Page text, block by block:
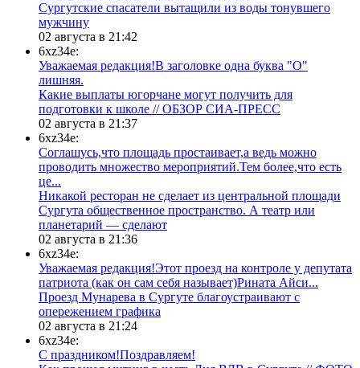
Сургутские спасатели вытащили из воды тонувшего
мужчину
02 августа в 21:42
6xz34e:
Уважаемая редакция!В заголовке одна буква "О"
лишняя.
Какие выплаты югорчане могут получить для
подготовки к школе // ОБЗОР СИА-ПРЕСС
02 августа в 21:37
6xz34e:
Соглашусь,что площадь простаивает,а ведь можно
проводить множество мероприятий.Тем более,что есть
це...
​Никакой ресторан не сделает из центральной площади
Сургута общественное пространство. А театр или
планетарий — сделают
02 августа в 21:36
6xz34e:
Уважаемая редакция!Этот проезд на контроле у депутата
патриота (как он сам себя называет)Рината Айси...
​Проезд Мунарева в Сургуте благоустраивают с
опережением графика
02 августа в 21:24
6xz34e:
С праздником!Поздравляем!